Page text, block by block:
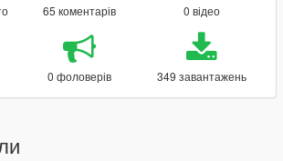
65 коментарів 0 відео
0 фоловерів 349 завантажень